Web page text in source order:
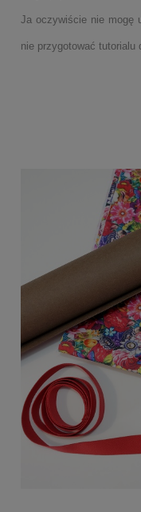
Ja oczywiście nie mogę
nie przygotować tutorialu